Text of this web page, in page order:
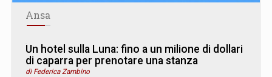
Ansa
Un hotel sulla Luna: fino a un milione di dollari
di caparra per prenotare una stanza
di Federica Zambino